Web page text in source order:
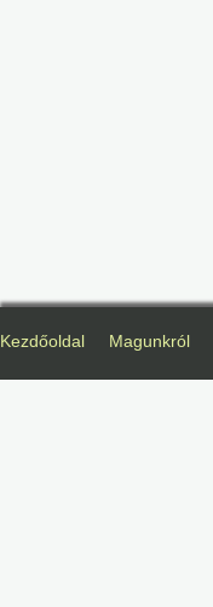
Kezdőoldal Magunkról